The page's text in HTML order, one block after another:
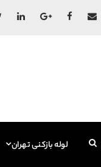
لوله بازکنی تهران